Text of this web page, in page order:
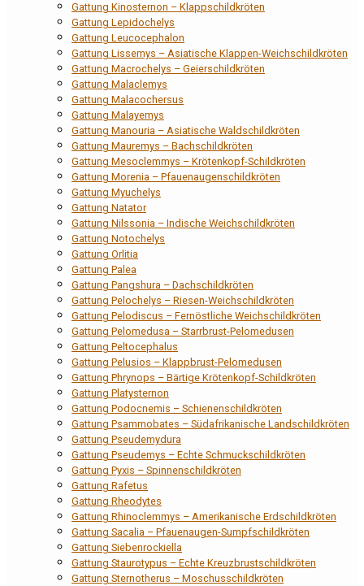
Gattung Kinosternon – Klappschildkröten
Gattung Lepidochelys
Gattung Leucocephalon
Gattung Lissemys – Asiatische Klappen-Weichschildkröten
Gattung Macrochelys – Geierschildkröten
Gattung Malaclemys
Gattung Malacochersus
Gattung Malayemys
Gattung Manouria – Asiatische Waldschildkröten
Gattung Mauremys – Bachschildkröten
Gattung Mesoclemmys – Krötenkopf-Schildkröten
Gattung Morenia – Pfauenaugenschildkröten
Gattung Myuchelys
Gattung Natator
Gattung Nilssonia – Indische Weichschildkröten
Gattung Notochelys
Gattung Orlitia
Gattung Palea
Gattung Pangshura – Dachschildkröten
Gattung Pelochelys – Riesen-Weichschildkröten
Gattung Pelodiscus – Fernöstliche Weichschildkröten
Gattung Pelomedusa – Starrbrust-Pelomedusen
Gattung Peltocephalus
Gattung Pelusios – Klappbrust-Pelomedusen
Gattung Phrynops – Bärtige Krötenkopf-Schildkröten
Gattung Platysternon
Gattung Podocnemis – Schienenschildkröten
Gattung Psammobates – Südafrikanische Landschildkröten
Gattung Pseudemydura
Gattung Pseudemys – Echte Schmuckschildkröten
Gattung Pyxis – Spinnenschildkröten
Gattung Rafetus
Gattung Rheodytes
Gattung Rhinoclemmys – Amerikanische Erdschildkröten
Gattung Sacalia – Pfauenaugen-Sumpfschildkröten
Gattung Siebenrockiella
Gattung Staurotypus – Echte Kreuzbrustschildkröten
Gattung Sternotherus – Moschusschildkröten